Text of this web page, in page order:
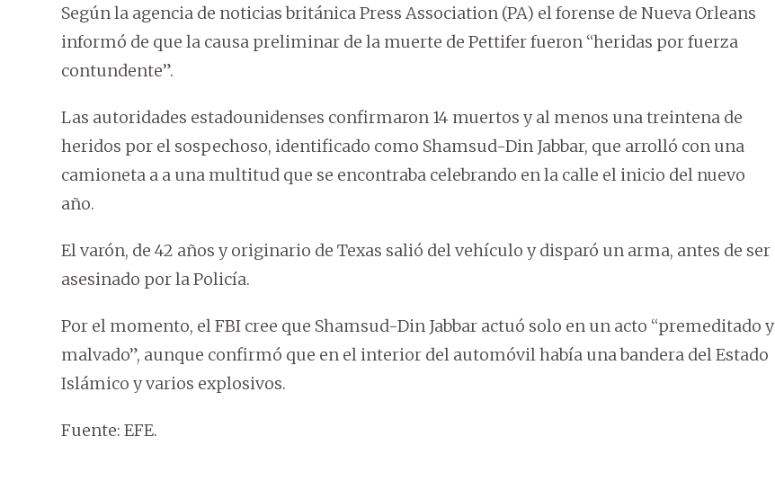
Según la agencia de noticias británica Press Association (PA) el forense de Nueva Orleans
informó de que la causa preliminar de la muerte de Pettifer fueron “heridas por fuerza
contundente”.
Las autoridades estadounidenses confirmaron 14 muertos y al menos una treintena de
heridos por el sospechoso, identificado como Shamsud-Din Jabbar, que arrolló con una
camioneta a a una multitud que se encontraba celebrando en la calle el inicio del nuevo
año.
El varón, de 42 años y originario de Texas salió del vehículo y disparó un arma, antes de ser
asesinado por la Policía.
Por el momento, el FBI cree que Shamsud-Din Jabbar actuó solo en un acto “premeditado y
malvado”, aunque confirmó que en el interior del automóvil había una bandera del Estado
Islámico y varios explosivos.
Fuente: EFE.